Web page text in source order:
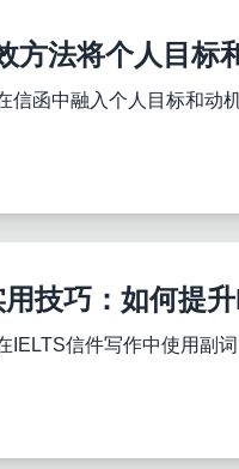
方法将个人目标
信函中融入个人目标和动
技巧：如何提
IELTS信件写作中使用副